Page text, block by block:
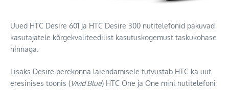
Uued HTC Desire 601 ja HTC Desire 300 nutitelefonid pakuvad
kasutajatele kõrgekvaliteedilist kasutuskogemust taskukohase
hinnaga.
Lisaks Desire perekonna laiendamisele tutvustab HTC ka uut
eresinises toonis (Vivid Blue) HTC One ja One mini nutitelefoni